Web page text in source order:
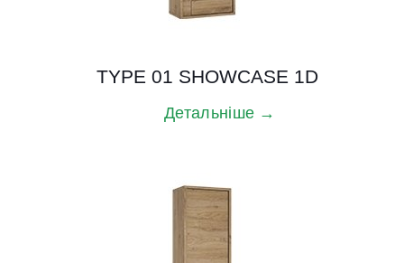
TYPE 01 SHOWCASE 1D
Детальніше →